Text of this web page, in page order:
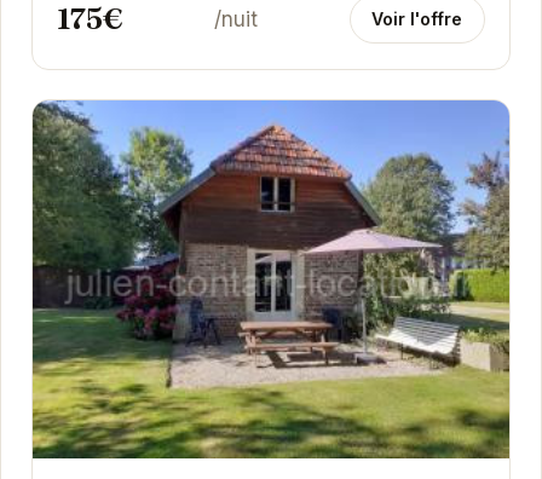
175€ /nuit Voir l'offre